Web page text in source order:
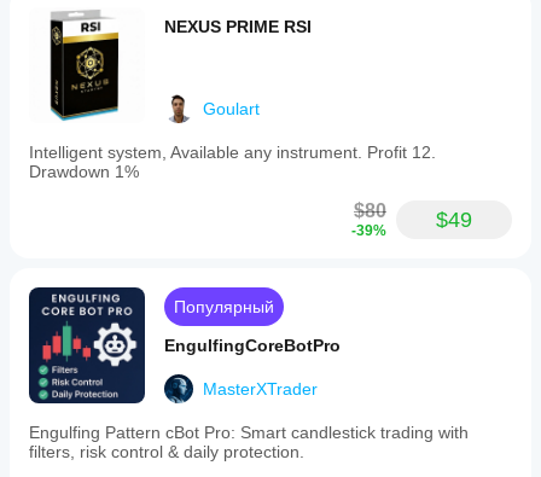
NEXUS PRIME RSI
Goulart
Intelligent system, Available any instrument. Profit 12.
Drawdown 1%
$80
-39% $49
Популярный
EngulfingCoreBotPro
MasterXTrader
Engulfing Pattern cBot Pro: Smart candlestick trading with
filters, risk control & daily protection.